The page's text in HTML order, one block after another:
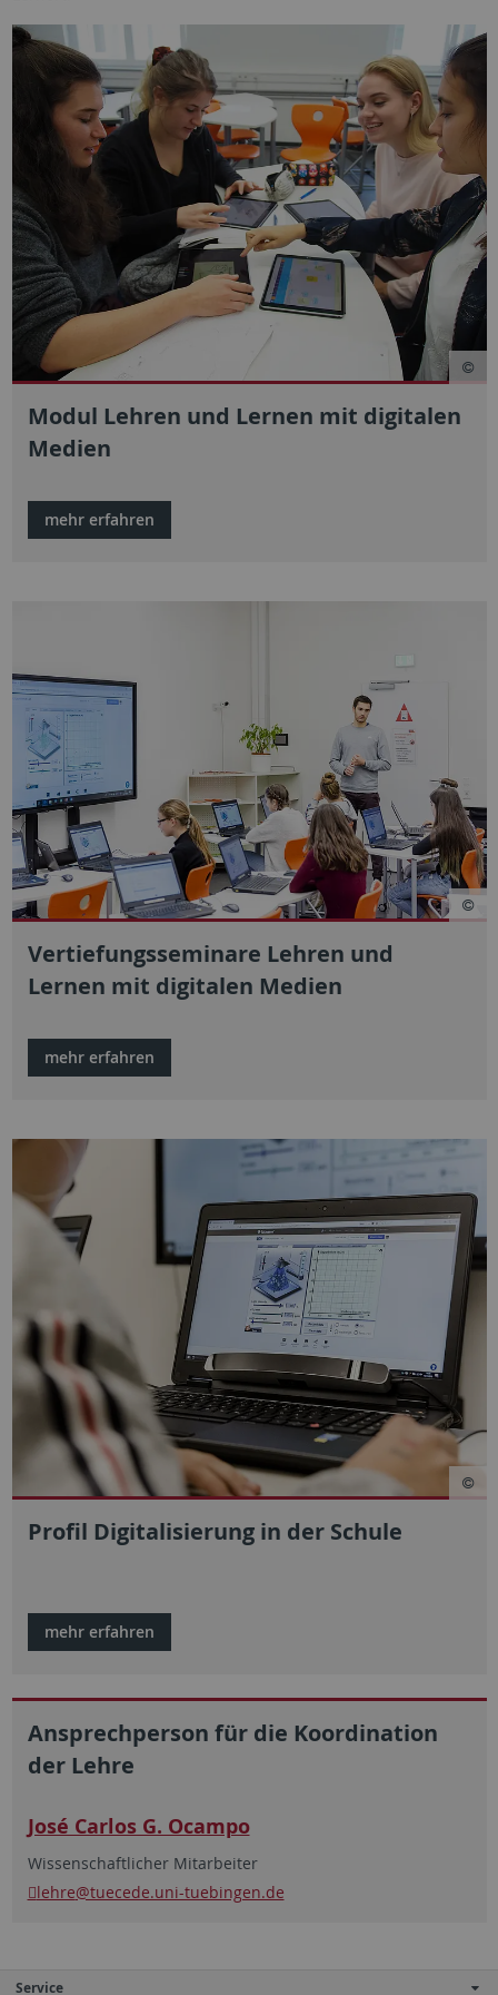
Modul Lehren und Lernen mit digitalen
Medien
mehr erfahren
Vertiefungsseminare Lehren und
Lernen mit digitalen Medien
mehr erfahren
Profil Digitalisierung in der Schule
mehr erfahren
Ansprechperson für die Koordination
der Lehre
José Carlos G. Ocampo
Wissenschaftlicher Mitarbeiter
lehre@tuecede.uni-tuebingen.de
Service